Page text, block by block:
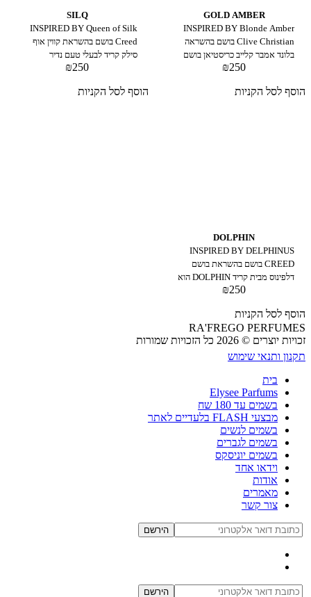
GOLD AMBER
INSPIRED BY Blonde Amber
Clive Christian בושם בהשראה
בלונד אמבר קלייב כריסטיאן בושם
חם, רב-שכבתי ומורכב, שמשדר
שמחפשים ניחוח עשיר שמתאים
₪250
הוסף לסל הקניות
SILQ
INSPIRED BY Queen of Silk
Creed בושם בהשראת קווין אוף
סילק קריד לבעלי טעם נדיר
שמחפשים ניחוח שלא דומה לשום
שנשאר הרבה אחרי שיצאת. מגיע
₪250
הוסף לסל הקניות
DOLPHIN
INSPIRED BY DELPHINUS
CREED בושם בהשראת בושם
דלפינוס מבית קריד DOLPHIN הוא
בושם עשיר, מסתורי ומתוחכם,
מ"ל בריכוז : EXTRACT DE
PARFUM
₪250
הוסף לסל הקניות
RA'FREGO PERFUMES
זכויות יוצרים © 2026 כל הזכויות שמורות
תקנון ותנאי שימוש
בית
Elysee Parfums
בשמים עד 180 שח
מבצעי FLASH בלעדיים לאתר
בשמים לנשים
בשמים לגברים
בשמים יוניסקס
וידאו אחד
אודות
מאמרים
צור קשר
הירשם
הירשם